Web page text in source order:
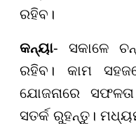
ରହିବ।
କନ୍ୟା- ସକାଳେ
ରହିବ। କାମ
ଯୋଜନାରେ
ସତର୍କ ରୁହନ୍ତୁ।